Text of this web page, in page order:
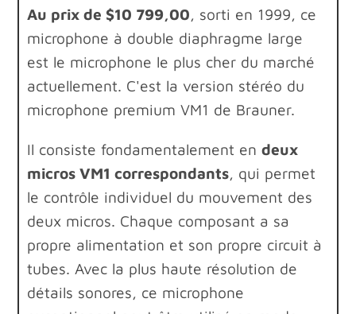
Au prix de $10 799,00, sorti en 1999, ce
microphone à double diaphragme large
est le microphone le plus cher du marché
actuellement. C'est la version stéréo du
microphone premium VM1 de Brauner.
Il consiste fondamentalement endeux
micros VM1 correspondants , qui permet
le contrôle individuel du mouvement des
deux micros. Chaque composant a sa
propre alimentation et son propre circuit à
tubes. Avec la plus haute résolution de
détails sonores, ce microphone